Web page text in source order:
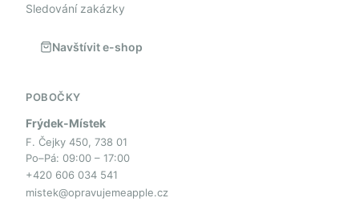
Sledování zakázky
Navštívit e-shop
POBOČKY
Frýdek-Místek
F. Čejky 450, 738 01
Po–Pá: 09:00 – 17:00
+420 606 034 541
mistek@opravujemeapple.cz